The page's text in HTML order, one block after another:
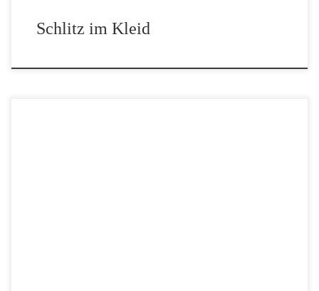
Schlitz im Kleid